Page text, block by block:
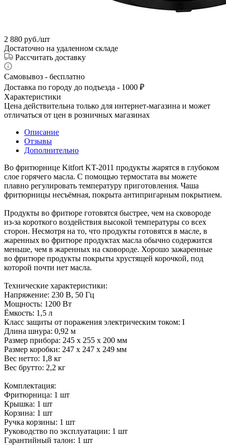
2 880 руб./шт
Достаточно на удаленном складе
Рассчитать доставку
Самовывоз - бесплатно
Доставка по городу до подъезда - 1000 ₽
Характеристики
Цена действительна только для интернет-магазина и может
отличаться от цен в розничных магазинах
Описание
Отзывы
Дополнительно
Во фритюрнице Kitfort KT-2011 продукты жарятся в глубоком
слое горячего масла. С помощью термостата вы можете
плавно регулировать температуру приготовления. Чаша
фритюрницы несъёмная, покрыта антипригарным покрытием.
Продукты во фритюре готовятся быстрее, чем на сковороде
из-за короткого воздействия высокой температуры со всех
сторон. Несмотря на то, что продукты готовятся в масле, в
жаренных во фритюре продуктах масла обычно содержится
меньше, чем в жаренных на сковороде. Хорошо зажаренные
во фритюре продукты покрыты хрустящей корочкой, под
которой почти нет масла.
Технические характеристики:
Напряжение: 230 В, 50 Гц
Мощность: 1200 Вт
Ёмкость: 1,5 л
Класс защиты от поражения электрическим током: I
Длина шнура: 0,92 м
Размер прибора: 245 х 255 х 200 мм
Размер коробки: 247 х 247 х 249 мм
Вес нетто: 1,8 кг
Вес брутто: 2,2 кг
Комплектация:
Фритюрница: 1 шт
Крышка: 1 шт
Корзина: 1 шт
Ручка корзины: 1 шт
Руководство по эксплуатации: 1 шт
Гарантийный талон: 1 шт